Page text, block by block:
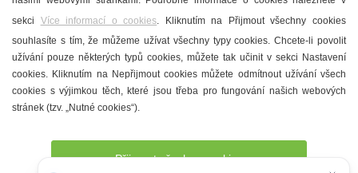
Ubytování
Restaurace
Městské muzeum a galerie
Denní meníčka
sekci Více informací o cookies. Kliknutím na Přijmout všechny cookies
souhlasíte s tím, že můžeme užívat všechny typy cookies. Chcete-li povolit
užívání pouze některých typů cookies, můžete tak učinit v sekci Nastavení
cookies. Kliknutím na Nepřijmout cookies můžete odmítnout užívání všech
cookies s výjimkou těch, které jsou třeba pro fungování našich webových
stránek (tzv. „Nutné cookies“).
Přijmout všechny cookies